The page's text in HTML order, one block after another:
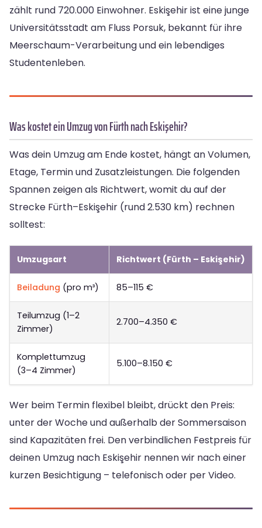
zählt rund 720.000 Einwohner. Eskişehir ist eine junge
Universitätsstadt am Fluss Porsuk, bekannt für ihre
Meerschaum-Verarbeitung und ein lebendiges
Studentenleben.
Was kostet ein Umzug von Fürth nach Eskişehir?
Was dein Umzug am Ende kostet, hängt an Volumen,
Etage, Termin und Zusatzleistungen. Die folgenden
Spannen zeigen als Richtwert, womit du auf der
Strecke Fürth–Eskişehir (rund 2.530 km) rechnen
solltest:
Umzugsart Richtwert (Fürth – Eskişehir)
Beiladung (pro m³) 85–115 €
Teilumzug (1–2
Zimmer)
2.700–4.350 €
Komplettumzug
(3–4 Zimmer)
5.100–8.150 €
Wer beim Termin flexibel bleibt, drückt den Preis:
unter der Woche und außerhalb der Sommersaison
sind Kapazitäten frei. Den verbindlichen Festpreis für
deinen Umzug nach Eskişehir nennen wir nach einer
kurzen Besichtigung – telefonisch oder per Video.